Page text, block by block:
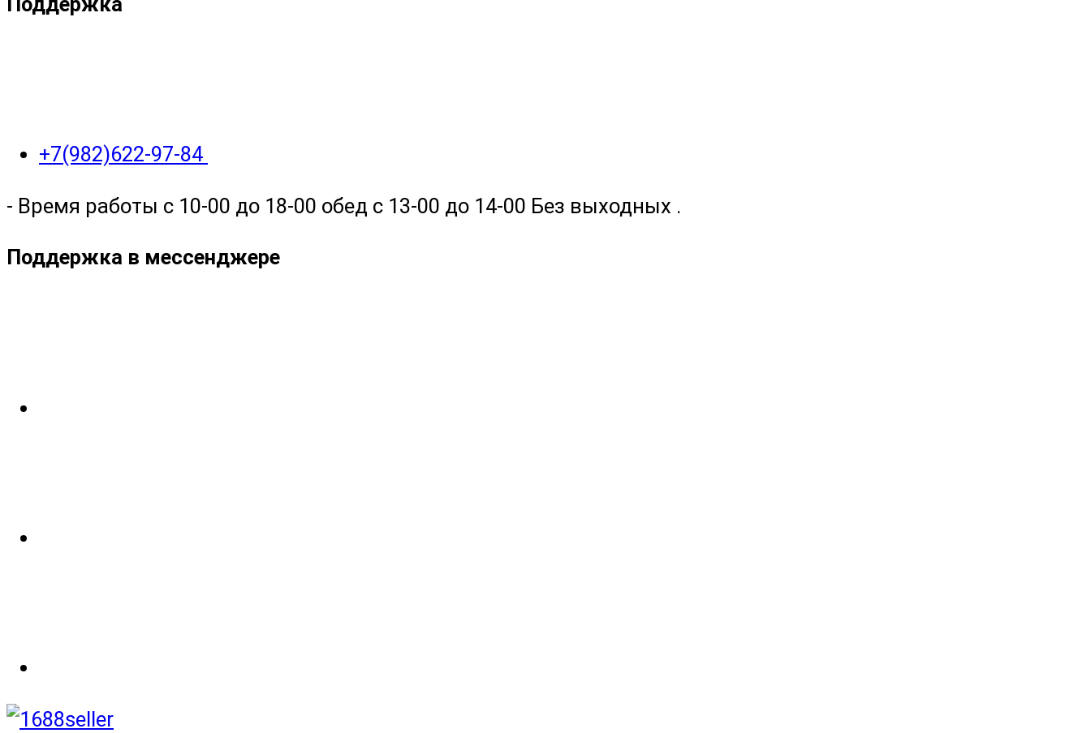
+7(982)622-97-84
- Время работы с 10-00 до 18-00 обед с 13-00 до 14-00 Без выходных .
Поддержка в мессенджере